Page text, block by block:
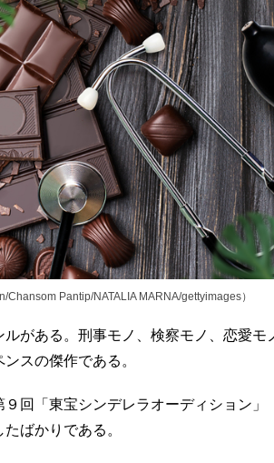
Chansom Pantip/NATALIA MARNA/gettyimages）
がある。刑事モノ、検察モノ、恋愛
スの傑作である。
回「東宝シンデレラオーディション」
ばかりである。